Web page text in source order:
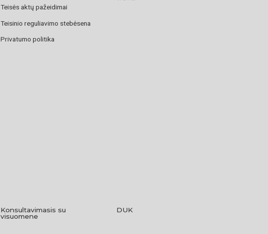
Teisės aktų pažeidimai
Teisinio reguliavimo stebėsena
Privatumo politika
Konsultavimasis su
visuomene
DUK